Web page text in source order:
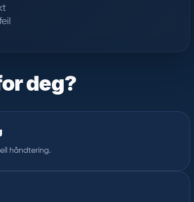
deg?
håndtering.